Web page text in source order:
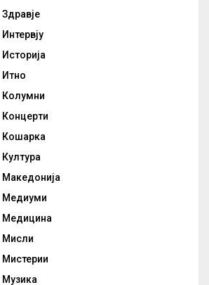
Здравје
Интервју
Историја
Итно
Колумни
Концерти
Кошарка
Култура
Македонија
Медиуми
Медицина
Мисли
Мистерии
Музика